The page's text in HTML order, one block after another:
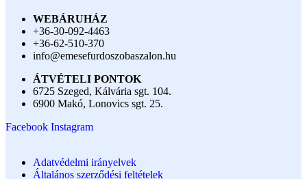
WEBÁRUHÁZ
+36-30-092-4463
+36-62-510-370
info@emesefurdoszobaszalon.hu
ÁTVÉTELI PONTOK
6725 Szeged, Kálvária sgt. 104.​
6900 Makó, Lonovics sgt. 25.
Facebook Instagram
Adatvédelmi irányelvek
Általános szerződési feltételek